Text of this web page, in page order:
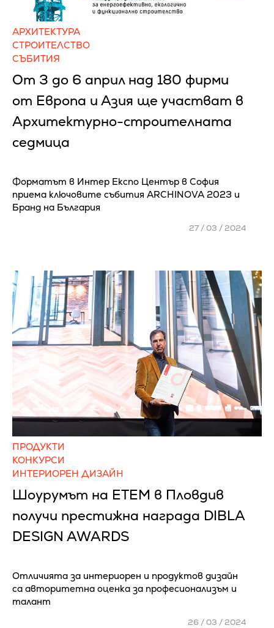
АРХИТЕКТУРА
СТРОИТЕЛСТВО
СЪБИТИЯ
От 3 до 6 април над 180 фирми
от Европа и Азия ще участват в
Архитектурно-строителната
седмица
Форматът в Интер Експо Център в София
приема ключовите събития ARCHINOVA 2023 и
Бранд на България
27 / 03 / 2024
ПРОДУКТИ
КОНКУРСИ
ИНТЕРИОРЕН ДИЗАЙН
Шоурумът на ЕТЕМ в Пловдив
получи престижна награда DIBLA
DESIGN AWARDS
Отличията за интериорен и продуктов дизайн
са авторитетна оценка за професионализъм и
талант
26 / 03 / 2024